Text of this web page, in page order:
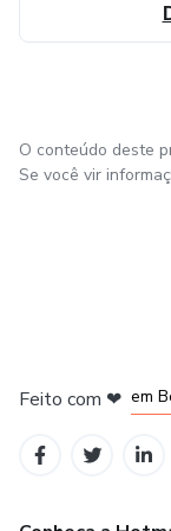
O conteúdo deste
Se você vir
Feito com ❤ em